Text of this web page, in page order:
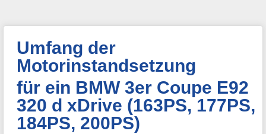
Umfang der
Motorinstandsetzung
für ein BMW 3er Coupe E92
320 d xDrive (163PS, 177PS,
184PS, 200PS)